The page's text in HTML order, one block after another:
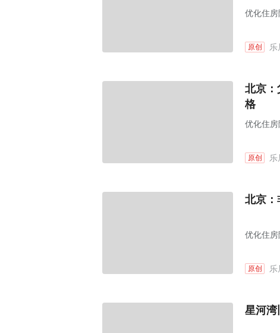
优化住房
原创
北京：
格
优化住房
原创
北京：
优化住房
原创
星河湾